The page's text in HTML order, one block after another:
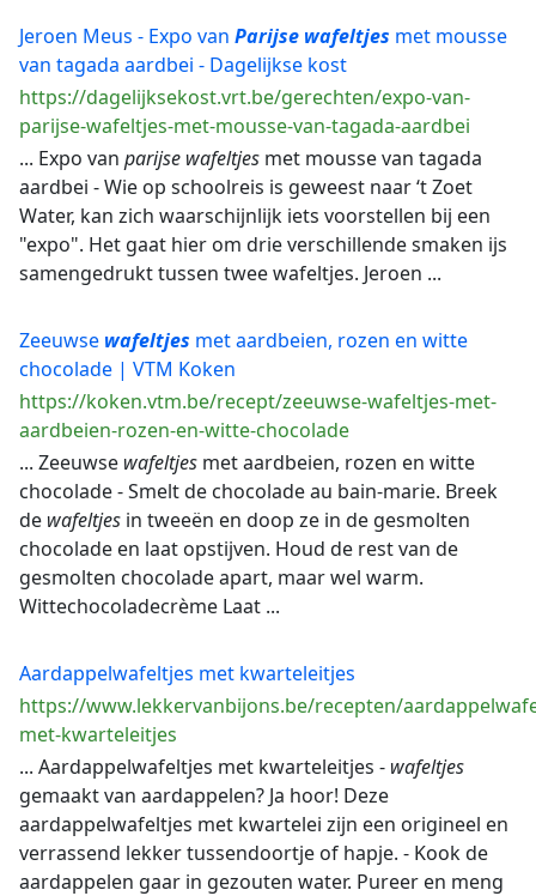
Jeroen Meus - Expo van Parijse wafeltjes met mousse
van tagada aardbei - Dagelijkse kost
https://dagelijksekost.vrt.be/gerechten/expo-van-
parijse-wafeltjes-met-mousse-van-tagada-aardbei
... Expo van parijse wafeltjes met mousse van tagada
aardbei - Wie op schoolreis is geweest naar ‘t Zoet
Water, kan zich waarschijnlijk iets voorstellen bij een
"expo". Het gaat hier om drie verschillende smaken ijs
samengedrukt tussen twee wafeltjes. Jeroen ...
Zeeuwse wafeltjes met aardbeien, rozen en witte
chocolade | VTM Koken
https://koken.vtm.be/recept/zeeuwse-wafeltjes-met-
aardbeien-rozen-en-witte-chocolade
... Zeeuwse wafeltjes met aardbeien, rozen en witte
chocolade - Smelt de chocolade au bain-marie. Breek
de wafeltjes in tweeën en doop ze in de gesmolten
chocolade en laat opstijven. Houd de rest van de
gesmolten chocolade apart, maar wel warm.
Wittechocoladecrème Laat ...
Aardappelwafeltjes met kwarteleitjes
https://www.lekkervanbijons.be/recepten/
met-kwarteleitjes
... Aardappelwafeltjes met kwarteleitjes - wafeltjes
gemaakt van aardappelen? Ja hoor! Deze
aardappelwafeltjes met kwartelei zijn een origineel en
verrassend lekker tussendoortje of hapje. - Kook de
aardappelen gaar in gezouten water. Pureer en meng